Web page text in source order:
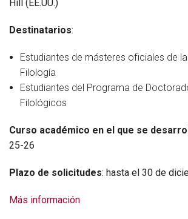
Hill (EE.UU.)
Destinatarios:
Estudiantes de másteres oficiales de
Filología
Estudiantes del Programa de
Filológicos
Curso académico en el que se
25-26
Plazo de solicitudes: hasta el 30 de
Más información